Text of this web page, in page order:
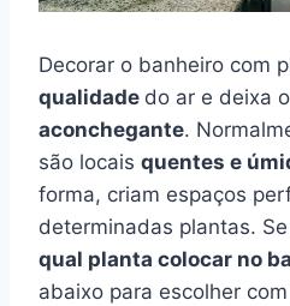
Decorar o banheiro com
qualidade do ar e deixa
aconchegante.
são locais quentes e
forma, criam espaços
determinadas plantas.
qual planta colocar no
abaixo para escolher